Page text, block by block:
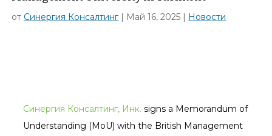
от Синергия Консалтинг| Май 16, 2025 | Новости
Синергия Консалтинг, Инк. signs a Memorandum of
Understanding (MoU) with the British Management